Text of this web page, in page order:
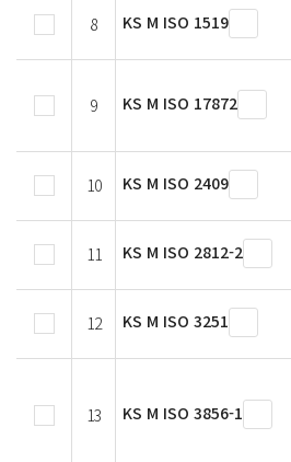
8 KS M ISO 1519
9 KS M ISO 17872
10 KS M ISO 2409
11 KS M ISO 2812-2
12 KS M ISO 3251
13 KS M ISO 3856-1